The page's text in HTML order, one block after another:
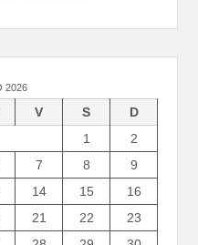
2026
V S
D
1
2
7 8
9
14 15
16
21 22
23